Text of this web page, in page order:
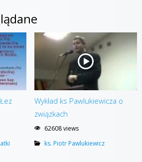
Wykład ks Pawlukiewicza o
związkach
62608 views
ks. Piotr Pawlukiewicz